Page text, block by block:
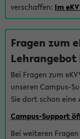
verschaffen: Im
Fragen zum
Bei Fragen zum
unseren Campus-
Sie dort schon
Campus-Support
Bei weiteren